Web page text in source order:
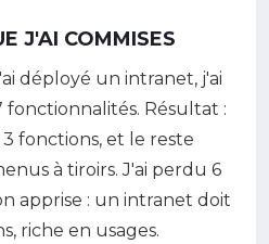
J'AI COMMISES
déployé un intranet, j'ai
fonctionnalités. Résultat :
fonctions, et le reste
à tiroirs. J'ai perdu 6
apprise : un intranet doit
riche en usages.